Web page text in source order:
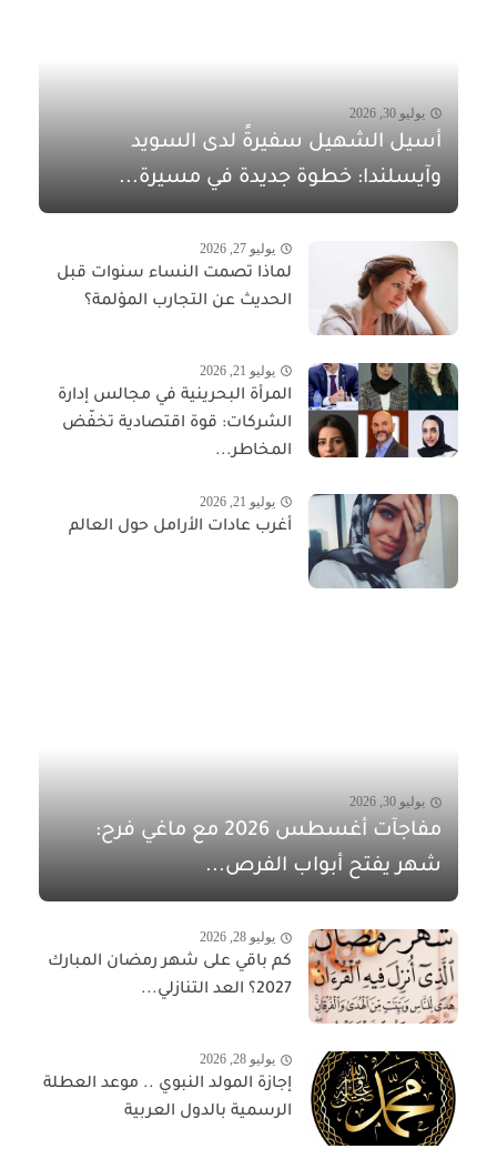
يوليو 30, 2026
أسيل الشهيل سفيرةً لدى السويد
وآيسلندا: خطوة جديدة في مسيرة...
يوليو 27, 2026
لماذا تصمت النساء سنوات قبل
الحديث عن التجارب المؤلمة؟
يوليو 21, 2026
المرأة البحرينية في مجالس إدارة
الشركات: قوة اقتصادية تخفّض
المخاطر...
يوليو 21, 2026
أغرب عادات الأرامل حول العالم
يوليو 30, 2026
مفاجآت أغسطس 2026 مع ماغي فرح:
شهر يفتح أبواب الفرص...
يوليو 28, 2026
كم باقي على شهر رمضان المبارك
2027؟ العد التنازلي...
يوليو 28, 2026
إجازة المولد النبوي .. موعد العطلة
الرسمية بالدول العربية